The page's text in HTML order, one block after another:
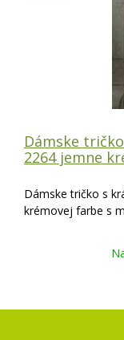
Dámske
2264 jemne
Dámske tričko s
krémovej farbe s